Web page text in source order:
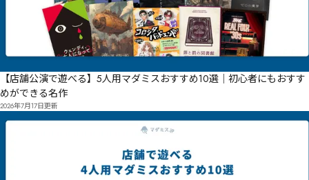
【店舗公演で遊べる】5人用マダミスおすすめ10選｜初心者にもおすす
めができる名作
2026年7月17日更新